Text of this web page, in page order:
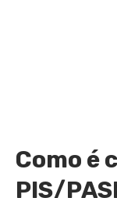
Como é
PIS/